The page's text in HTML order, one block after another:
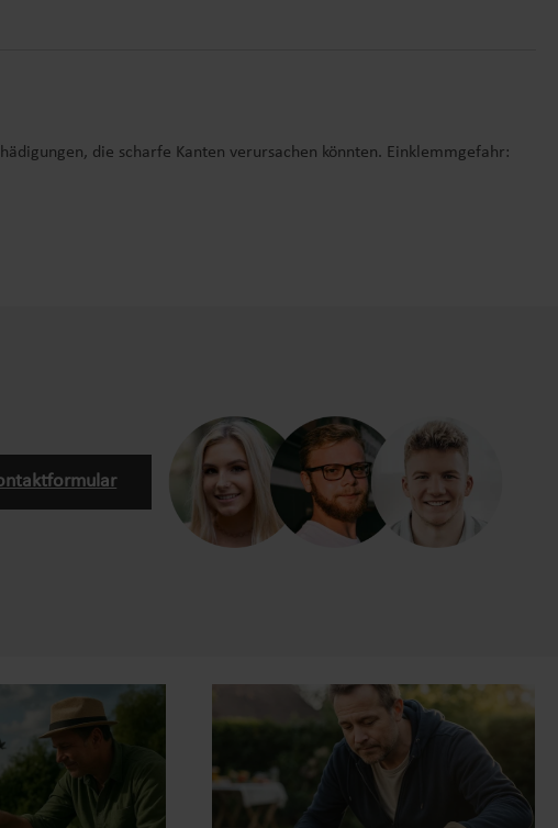
die scharfe Kanten verursachen könnten. Einklemmgefahr: